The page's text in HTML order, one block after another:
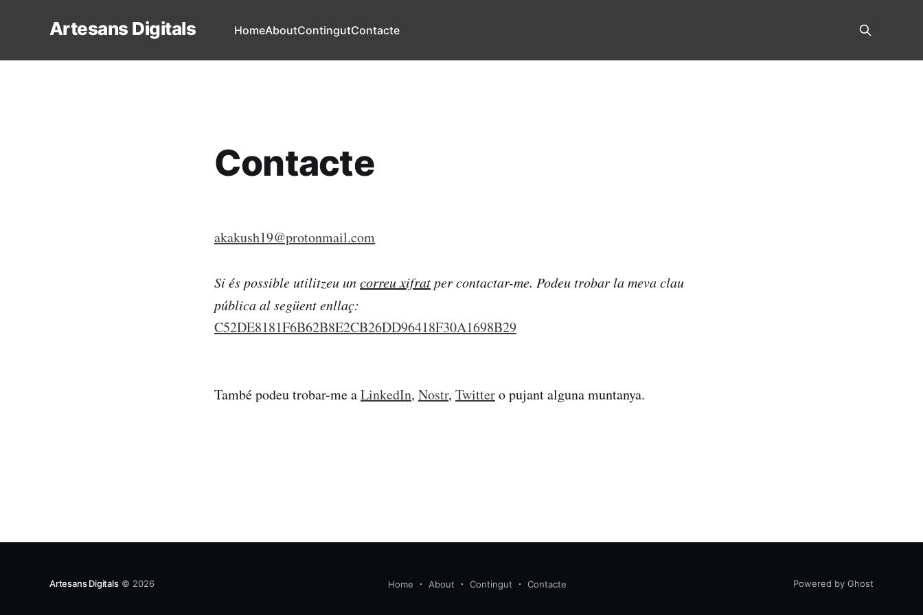
Artesans Digitals HomeAboutContingutContacte
Contacte
akakush19@protonmail.com
Si és possible utilitzeu uncorreu xifratper contactar-me. Podeu trobar la meva clau
pública al següent enllaç:
C52DE8181F6B62B8E2CB26DD96418F30A1698B29
També podeu trobar-me aLinkedIn, Nostr, Twittero pujant alguna muntanya.
Artesans Digitals© 2026 Home About Contingut Contacte Powered by Ghost